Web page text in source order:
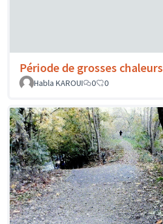
Période de grosses chaleurs
Habla KAROUI
0 0